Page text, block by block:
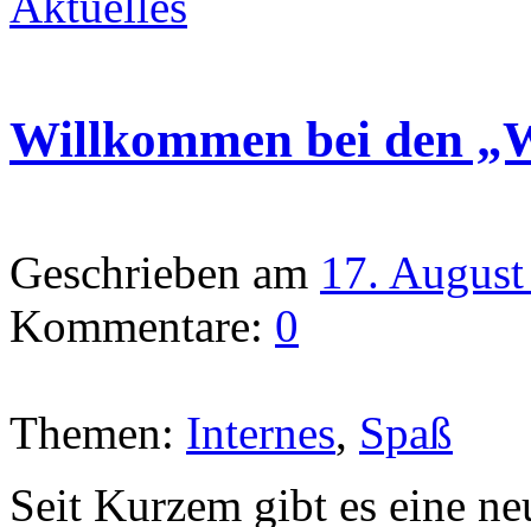
Willkommen bei den
Geschrieben am 17.
Kommentare: 0
Themen: Internes, Spaß
Seit Kurzem gibt es eine